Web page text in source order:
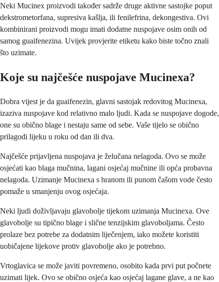
Neki Mucinex proizvodi također sadrže druge aktivne sastojke poput
dekstrometorfana, supresiva kašlja, ili fenilefrina, dekongestiva. Ovi
kombinirani proizvodi mogu imati dodatne nuspojave osim onih od
samog guaifenezina. Uvijek provjerite etiketu kako biste točno znali
što uzimate.
Koje su najčešće nuspojave Mucinexa?
Dobra vijest je da guaifenezin, glavni sastojak redovitog Mucinexa,
izaziva nuspojave kod relativno malo ljudi. Kada se nuspojave dogode,
one su obično blage i nestaju same od sebe. Vaše tijelo se obično
prilagodi lijeku u roku od dan ili dva.
Najčešće prijavljena nuspojava je želučana nelagoda. Ovo se može
osjećati kao blaga mučnina, lagani osjećaj mučnine ili opća probavna
nelagoda. Uzimanje Mucinexa s hranom ili punom čašom vode često
pomaže u smanjenju ovog osjećaja.
Neki ljudi doživljavaju glavobolje tijekom uzimanja Mucinexa. Ove
glavobolje su tipično blage i slične tenzijskim glavoboljama. Često
prolaze bez potrebe za dodatnim liječenjem, iako možete koristiti
uobičajene lijekove protiv glavobolje ako je potrebno.
Vrtoglavica se može javiti povremeno, osobito kada prvi put počnete
uzimati lijek. Ovo se obično osjeća kao osjećaj lagane glave, a ne kao